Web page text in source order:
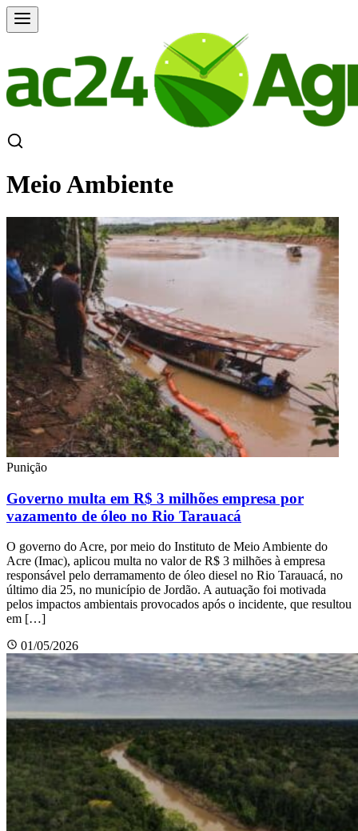
Meio Ambiente
Punição
Governo multa em R$ 3 milhões empresa por
vazamento de óleo no Rio Tarauacá
O governo do Acre, por meio do Instituto de Meio Ambiente do
Acre (Imac), aplicou multa no valor de R$ 3 milhões à empresa
responsável pelo derramamento de óleo diesel no Rio Tarauacá, no
último dia 25, no município de Jordão. A autuação foi motivada
pelos impactos ambientais provocados após o incidente, que resultou
em […]
01/05/2026